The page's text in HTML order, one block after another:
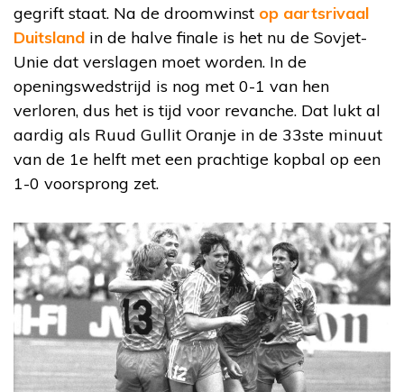
gegrift staat. Na de droomwinst op aartsrivaal
Duitsland in de halve finale is het nu de Sovjet-
Unie dat verslagen moet worden. In de
openingswedstrijd is nog met 0-1 van hen
verloren, dus het is tijd voor revanche. Dat lukt al
aardig als Ruud Gullit Oranje in de 33ste minuut
van de 1e helft met een prachtige kopbal op een
1-0 voorsprong zet.